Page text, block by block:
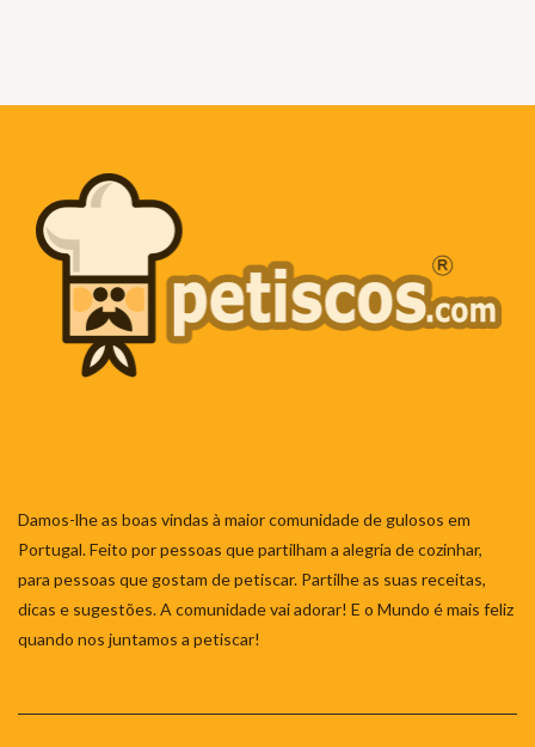
Damos-lhe as boas vindas à maior comunidade de gulosos em
Portugal. Feito por pessoas que partilham a alegria de cozinhar,
para pessoas que gostam de petiscar. Partilhe as suas receitas,
dicas e sugestões. A comunidade vai adorar! E o Mundo é mais feliz
quando nos juntamos a petiscar!